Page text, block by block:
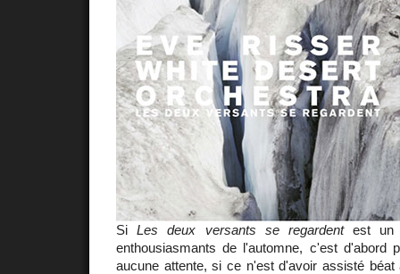
SiLes deux versants se regardentest un
enthousiasmants de l'automne, c'est d'abord
aucune attente, si ce n'est d'avoir assisté